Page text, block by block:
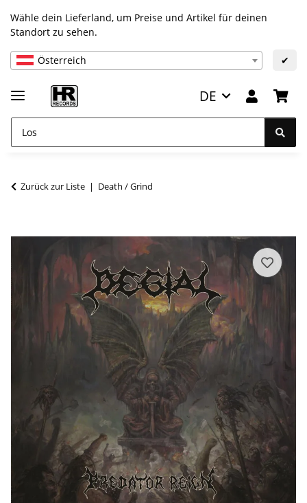
Wähle dein Lieferland, um Preise und Artikel für deinen
Standort zu sehen.
Österreich ✔
DE
Zurück zur Liste Death / Grind